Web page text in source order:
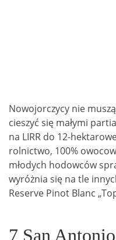
Nowojorczycy nie
cieszyć się małymi
na LIRR do 12-
rolnictwo, 100%
młodych hodowców
wyróżnia się na tle
Reserve Pinot Blanc
7 San